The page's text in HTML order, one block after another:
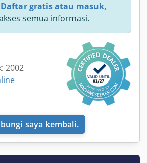
Daftar gratis atau masuk,
semua informasi.
2002
saya kembali.